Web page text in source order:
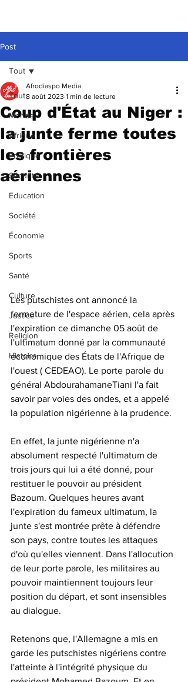
Post
Tout
Monde
Afrique
Politique
Sécurité
Education
Société
Économie
Sports
Santé
Culture
Justice
Religion
Histoire
Tout
Coup d'État au Niger :
la junte ferme toutes
les frontières
aériennes
Afrodiaspo Media
8 août 2023 1 min de lecture
Les putschistes ont annoncé la
fermeture de l'espace aérien, cela après
l'expiration ce dimanche 05 août de
l'ultimatum donné par la communauté
économique des États de l'Afrique de
l'ouest ( CEDEAO). Le porte parole du
général AbdourahamaneTiani l'a fait
savoir par voies des ondes, et a appelé
la population nigérienne à la prudence.
En effet, la junte nigérienne n'a
absolument respecté l'ultimatum de
trois jours qui lui a été donné, pour
restituer le pouvoir au président
Bazoum. Quelques heures avant
l'expiration du fameux ultimatum, la
junte s'est montrée prête à défendre
son pays, contre toutes les attaques
d'où qu'elles viennent. Dans l'allocution
de leur porte parole, les militaires au
pouvoir maintiennent toujours leur
position du départ, et sont insensibles
au dialogue.
Retenons que, l'Allemagne a mis en
garde les putschistes nigériens contre
l'atteinte à l'intégrité physique du